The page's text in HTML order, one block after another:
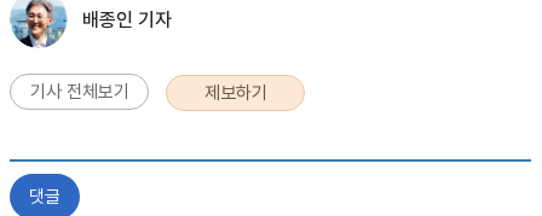
배종인 기자
기사 전체보기 제보하기
댓글